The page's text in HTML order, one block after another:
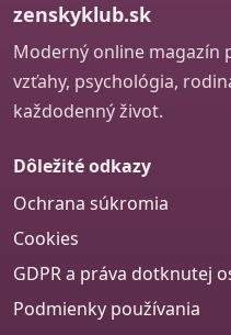
zenskyklub.sk
Moderný online magazín
vzťahy, psychológia,
každodenný život.
Dôležité odkazy
Ochrana súkromia
Cookies
GDPR a práva dotknutej
Podmienky používania